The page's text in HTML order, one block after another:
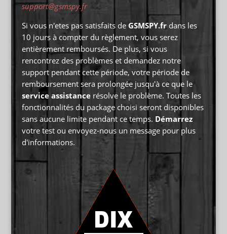
support@gsmspy.fr
Si vous n'etes pas satisfaits de GSMSPY.frdans les
10 jours à compter du règlement, vous serez
entièrement remboursés. De plus, si vous
rencontrez des problèmes et demandez notre
support pendant cette période, votre période de
remboursement sera prolongée jusqu'à ce que le
service assistancerésolve le problème. Toutes les
fonctionnalités du package choisi seront disponibles
sans aucune limite pendant ce temps. Démarrez
votre test ou envoyez-nous un message pour plus
d'informations.